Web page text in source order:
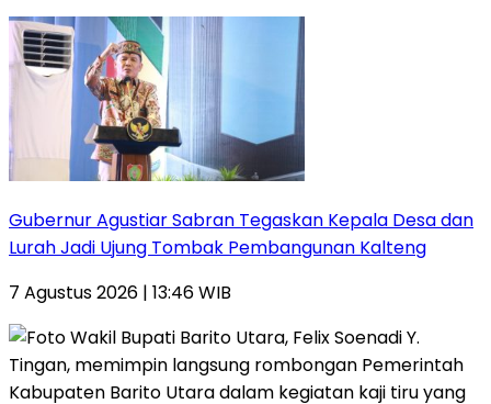
Gubernur Agustiar Sabran Tegaskan Kepala Desa dan
Lurah Jadi Ujung Tombak Pembangunan Kalteng
7 Agustus 2026 | 13:46 WIB